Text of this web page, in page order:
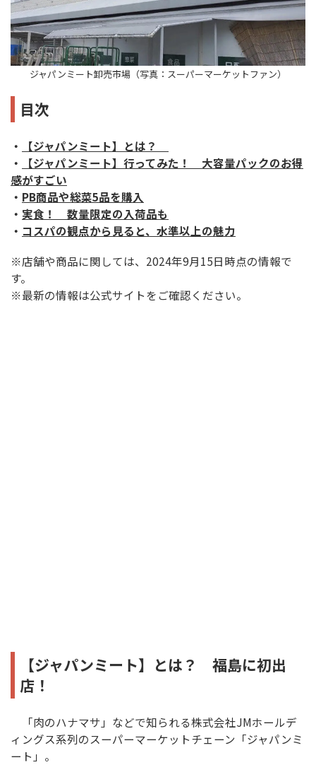
ジャパンミート卸売市場（写真：スーパーマーケットファン）
目次
・
【ジャパンミート】とは？
・
【ジャパンミート】行ってみた！ 大容量パックのお得
感がすごい
・ PB商品や総菜5品を購入
・ 実食！ 数量限定の入荷品も
・ コスパの観点から見ると、水準以上の魅力
※店舗や商品に関しては、2024年9月15日時点の情報で
す。
※最新の情報は公式サイトをご確認ください。
【ジャパンミート】とは？ 福島に初出
店！
「肉のハナマサ」などで知られる株式会社JMホールデ
ィングス系列のスーパーマーケットチェーン「ジャパンミ
ート」。